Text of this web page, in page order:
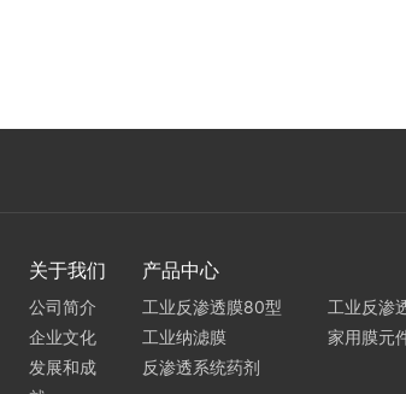
关于我们
公司简介
企业文化
发展和成
产品中心
工业反渗透膜80型
工业反渗
工业纳滤膜
家用膜元
反渗透系统药剂